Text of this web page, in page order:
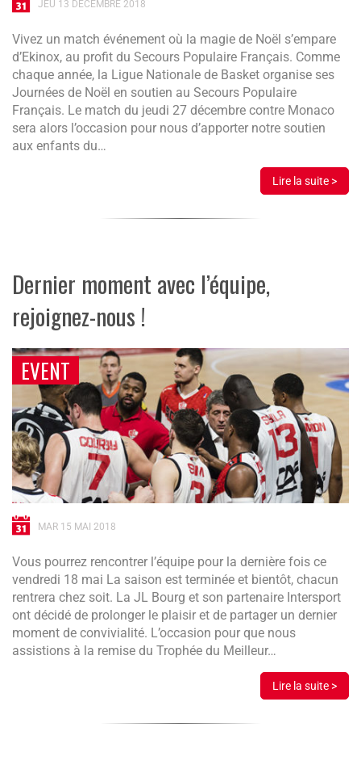
JEU 13 DÉCEMBRE 2018
Vivez un match événement où la magie de Noël s’empare
d’Ekinox, au profit du Secours Populaire Français. Comme
chaque année, la Ligue Nationale de Basket organise ses
Journées de Noël en soutien au Secours Populaire
Français. Le match du jeudi 27 décembre contre Monaco
sera alors l’occasion pour nous d’apporter notre soutien
aux enfants du…
Lire la suite >
Dernier moment avec l’équipe,
rejoignez-nous !
EVENT
MAR 15 MAI 2018
Vous pourrez rencontrer l’équipe pour la dernière fois ce
vendredi 18 mai La saison est terminée et bientôt, chacun
rentrera chez soit. La JL Bourg et son partenaire Intersport
ont décidé de prolonger le plaisir et de partager un dernier
moment de convivialité. L’occasion pour que nous
assistions à la remise du Trophée du Meilleur…
Lire la suite >